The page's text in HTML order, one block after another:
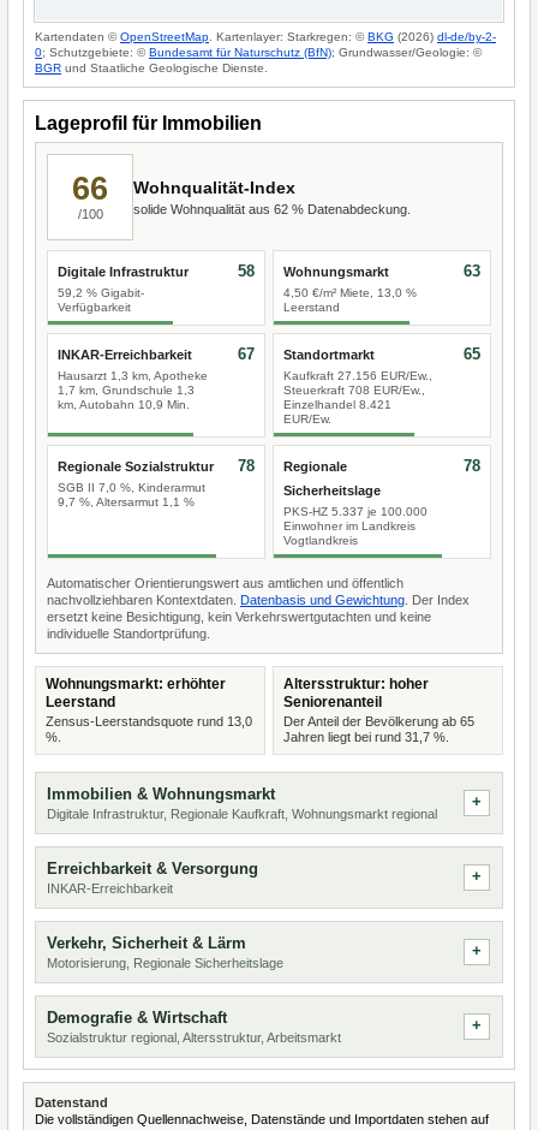
Kartendaten ©OpenStreetMap . Kartenlayer: Starkregen: ©BKG (2026) dl-de/by-2-
0; Schutzgebiete: ©Bundesamt für Naturschutz (BfN); Grundwasser/Geologie: ©
BGR und Staatliche Geologische Dienste.
Lageprofil für Immobilien
66
/100
Wohnqualität-Index
solide Wohnqualität aus 62 % Datenabdeckung.
Digitale Infrastruktur
59,2 % Gigabit-
Verfügbarkeit
58 Wohnungsmarkt
4,50 €/m² Miete, 13,0 %
Leerstand
63
INKAR-Erreichbarkeit
Hausarzt 1,3 km, Apotheke
1,7 km, Grundschule 1,3
km, Autobahn 10,9 Min.
67 Standortmarkt
Kaufkraft 27.156 EUR/Ew.,
Steuerkraft 708 EUR/Ew.,
Einzelhandel 8.421
EUR/Ew.
65
Regionale Sozialstruktur
SGB II 7,0 %, Kinderarmut
9,7 %, Altersarmut 1,1 %
78
Regionale
Sicherheitslage
PKS-HZ 5.337 je 100.000
Einwohner im Landkreis
Vogtlandkreis
78
Automatischer Orientierungswert aus amtlichen und öffentlich
nachvollziehbaren Kontextdaten. Datenbasis und Gewichtung . Der Index
ersetzt keine Besichtigung, kein Verkehrswertgutachten und keine
individuelle Standortprüfung.
Wohnungsmarkt: erhöhter
Leerstand
Zensus-Leerstandsquote rund 13,0
%.
Altersstruktur: hoher
Seniorenanteil
Der Anteil der Bevölkerung ab 65
Jahren liegt bei rund 31,7 %.
Immobilien & Wohnungsmarkt
Digitale Infrastruktur, Regionale Kaufkraft, Wohnungsmarkt regional
Erreichbarkeit & Versorgung
INKAR-Erreichbarkeit
Verkehr, Sicherheit & Lärm
Motorisierung, Regionale Sicherheitslage
Demografie & Wirtschaft
Sozialstruktur regional, Altersstruktur, Arbeitsmarkt
Datenstand
Die vollständigen Quellennachweise, Datenstände und Importdaten stehen auf